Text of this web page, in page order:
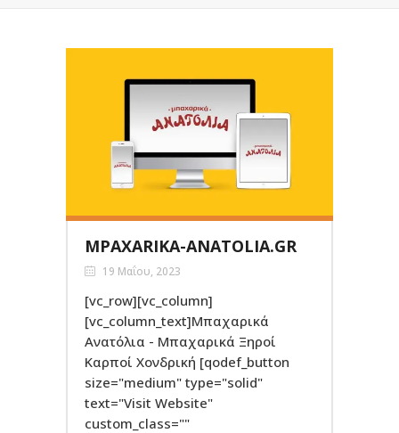
MPAXARIKA-ANATOLIA.GR
19 Μαΐου, 2023
[vc_row][vc_column]
[vc_column_text]Μπαχαρικά
Ανατόλια - Μπαχαρικά Ξηροί
Καρποί Χονδρική [qodef_button
size="medium" type="solid"
text="Visit Website"
custom_class=""